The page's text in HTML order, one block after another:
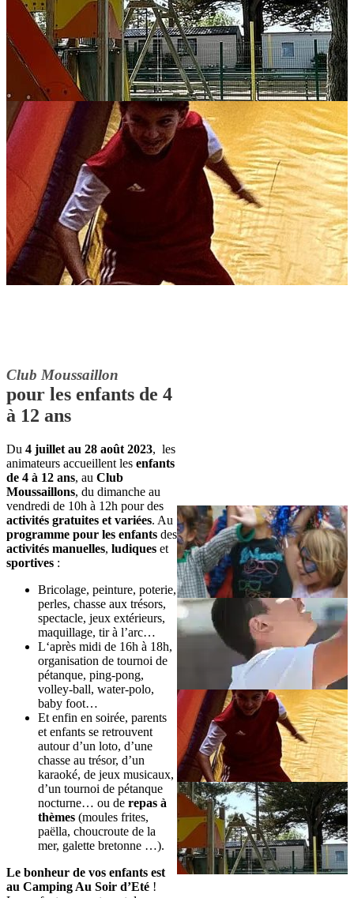
Club Moussaillon
pour les enfants de 4
à 12 ans
Du 4 juillet au 28 août 2023, les
animateurs accueillent les enfants
de 4 à 12 ans, au Club
Moussaillons, du dimanche au
vendredi de 10h à 12h pour des
activités gratuites et variées. Au
programme pour les enfants des
activités manuelles, ludiques et
sportives :
Bricolage, peinture, poterie,
perles, chasse aux trésors,
spectacle, jeux extérieurs,
maquillage, tir à l’arc…
L‘après midi de 16h à 18h,
organisation de tournoi de
pétanque, ping-pong,
volley-ball, water-polo,
baby foot…
Et enfin en soirée, parents
et enfants se retrouvent
autour d’un loto, d’une
chasse au trésor, d’un
karaoké, de jeux musicaux,
d’un tournoi de pétanque
nocturne… ou de repas à
thèmes (moules frites,
paëlla, choucroute de la
mer, galette bretonne …).
Le bonheur de vos enfants est
au Camping Au Soir d’Eté !